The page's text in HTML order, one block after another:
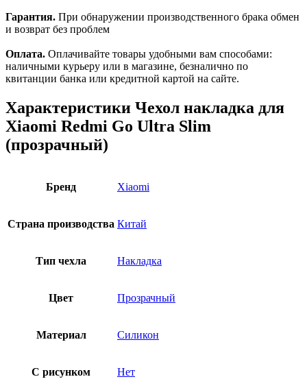
Гарантия. При обнаружении производственного брака обмен
и возврат без проблем
Оплата. Оплачивайте товары удобными вам способами:
наличными курьеру или в магазине, безналично по
квитанции банка или кредитной картой на сайте.
Характеристики Чехол накладка для
Xiaomi Redmi Go Ultra Slim
(прозрачный)
Бренд Xiaomi
Страна производства Китай
Тип чехла Накладка
Цвет Прозрачный
Материал Силикон
С рисунком Нет